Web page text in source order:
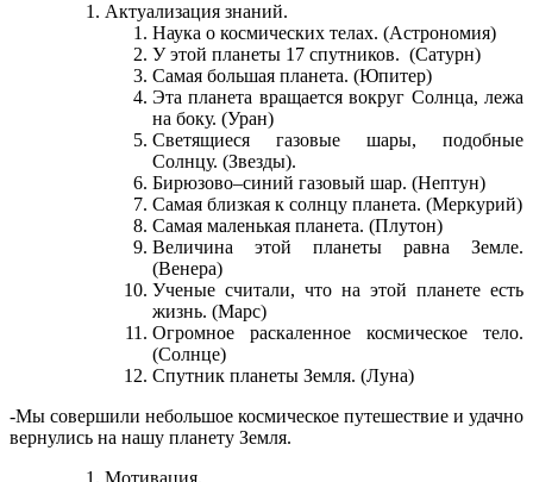
Актуализация знаний.
Наука о космических телах. (Астрономия)
У этой планеты 17 спутников. (Сатурн)
Самая большая планета. (Юпитер)
Эта планета вращается вокруг Солнца, лежа
на боку. (Уран)
Светящиеся газовые шары, подобные
Солнцу. (Звезды).
Бирюзово–синий газовый шар. (Нептун)
Самая близкая к солнцу планета. (Меркурий)
Самая маленькая планета. (Плутон)
Величина этой планеты равна Земле.
(Венера)
Ученые считали, что на этой планете есть
жизнь. (Марс)
Огромное раскаленное космическое тело.
(Солнце)
Спутник планеты Земля. (Луна)
-Мы совершили небольшое космическое путешествие и удачно
вернулись на нашу планету Земля.